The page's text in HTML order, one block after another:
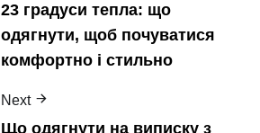
23 градуси тепла: що
одягнути, щоб почуватися
комфортно і стильно
Next
Що одягнути на виписку з